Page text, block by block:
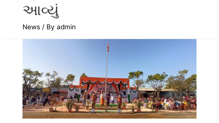
આવ્યું
News / Byadmin